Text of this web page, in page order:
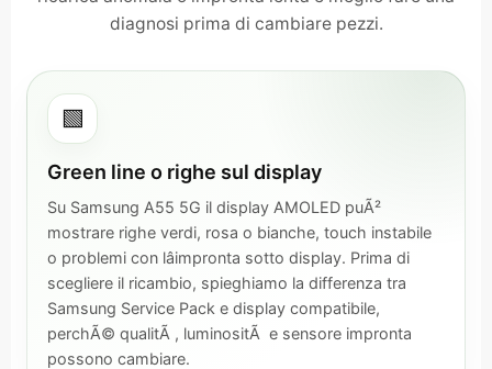
diagnosi prima di cambiare pezzi.
🟩
Green line o righe sul display
Su Samsung A55 5G il display AMOLED puÃ²
mostrare righe verdi, rosa o bianche, touch instabile
o problemi con lâimpronta sotto display. Prima di
scegliere il ricambio, spieghiamo la differenza tra
Samsung Service Pack e display compatibile,
perchÃ© qualitÃ , luminositÃ e sensore impronta
possono cambiare.